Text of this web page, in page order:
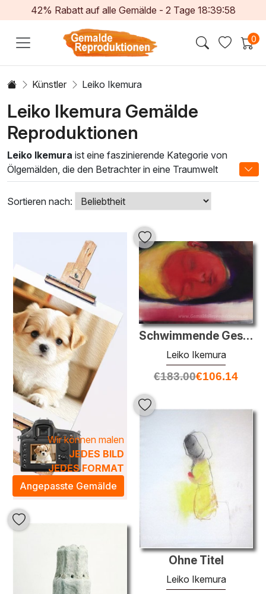
42% Rabatt auf alle Gemälde - 2 Tage 18:39:58
0
Künstler Leiko Ikemura
Leiko Ikemura Gemälde
Reproduktionen
Leiko Ikemura ist eine faszinierende Kategorie von
Ölgemälden, die den Betrachter in eine Traumwelt
zwischen Abstraktion und Figuration entführt. Ikemuras
Werke sind geprägt von einer einzigartigen Verbindung aus
Farbe und Form, wobei sie oft Erinnerungen an Natur und
Spiritualität aufruft. Ihre sanften, aber kraftvollen Farbtöne
schaffen eine Atmosphäre von Harmonie und
Geborgenheit, ideal für jeden Raum.
Leiko Ikemura und verleihen Sie Ihrem Zuhause eine
künstlerische Note, die sowohl anregend als auch
beruhigend wirkt.
Sortieren nach:
Wir können malen
JEDES BILD
JEDES FORMAT
Angepasste Gemälde
Schwimmende Gesichts
Leiko Ikemura
€183.00€106.14
Ohne Titel
Leiko Ikemura